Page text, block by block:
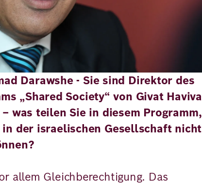
Darawshe - Sie sind Direktor des
„Shared Society“ von Givat Haviva
was teilen Sie in diesem Programm,
in der israelischen Gesellschaft nicht
allem Gleichberechtigung. Das